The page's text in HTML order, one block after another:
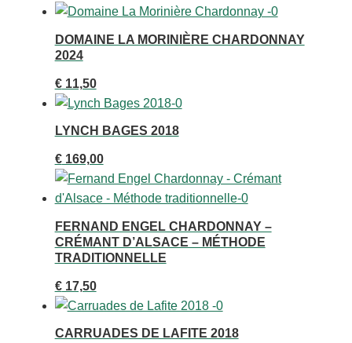
DOMAINE LA MORINIÈRE CHARDONNAY
2024
€11,50
LYNCH BAGES 2018
€169,00
FERNAND ENGEL CHARDONNAY –
CRÉMANT D’ALSACE – MÉTHODE
TRADITIONNELLE
€17,50
CARRUADES DE LAFITE 2018